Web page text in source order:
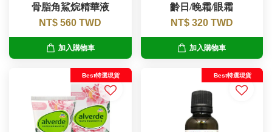
骨脂角鯊烷精華液
NT$ 560 TWD
加入購物車
齡日/晚霜/眼霜
NT$ 320 TWD
加入購物車
Best特選現貨 Best特選現貨